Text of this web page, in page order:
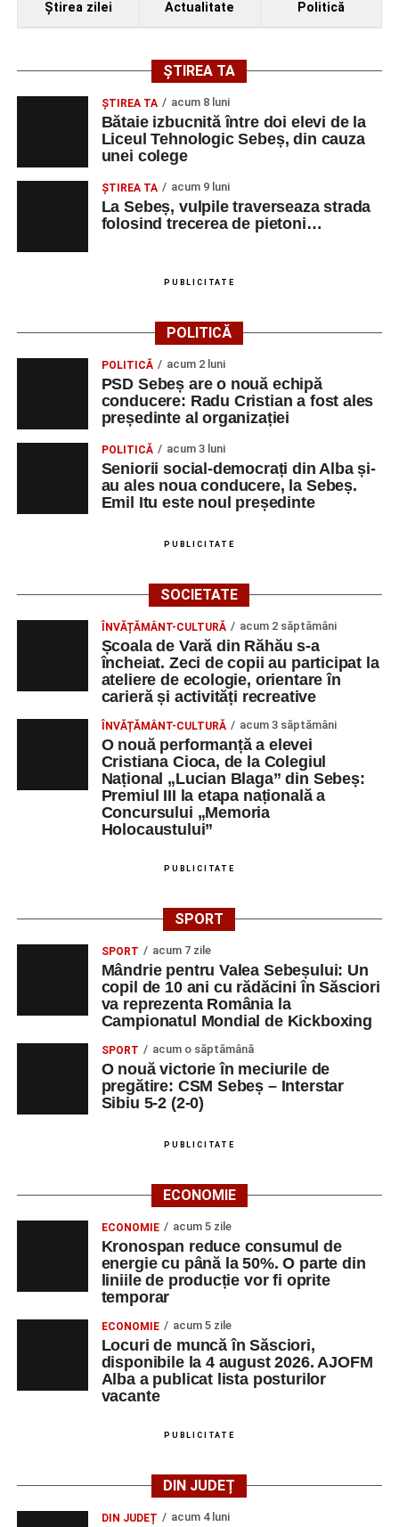
Ştirea zilei Actualitate Politică
ȘTIREA TA
ŞTIREA TA acum 8 luni
Bătaie izbucnită între doi elevi de la
Liceul Tehnologic Sebeș, din cauza
unei colege
ŞTIREA TA acum 9 luni
La Sebeș, vulpile traverseaza strada
folosind trecerea de pietoni…
PUBLICITATE
POLITICĂ
POLITICĂ acum 2 luni
PSD Sebeș are o nouă echipă
conducere: Radu Cristian a fost ales
președinte al organizației
POLITICĂ acum 3 luni
Seniorii social-democrați din Alba și-
au ales noua conducere, la Sebeș.
Emil Itu este noul președinte
PUBLICITATE
SOCIETATE
ÎNVĂȚĂMÂNT-CULTURĂ acum 2 săptămâni
Școala de Vară din Răhău s-a
încheiat. Zeci de copii au participat la
ateliere de ecologie, orientare în
carieră și activități recreative
ÎNVĂȚĂMÂNT-CULTURĂ acum 3 săptămâni
O nouă performanță a elevei
Cristiana Cioca, de la Colegiul
Național „Lucian Blaga” din Sebeș:
Premiul III la etapa națională a
Concursului „Memoria
Holocaustului”
PUBLICITATE
SPORT
SPORT acum 7 zile
Mândrie pentru Valea Sebeșului: Un
copil de 10 ani cu rădăcini în Săsciori
va reprezenta România la
Campionatul Mondial de Kickboxing
SPORT acum o săptămână
O nouă victorie în meciurile de
pregătire: CSM Sebeș – Interstar
Sibiu 5-2 (2-0)
PUBLICITATE
ECONOMIE
ECONOMIE acum 5 zile
Kronospan reduce consumul de
energie cu până la 50%. O parte din
liniile de producție vor fi oprite
temporar
ECONOMIE acum 5 zile
Locuri de muncă în Săsciori,
disponibile la 4 august 2026. AJOFM
Alba a publicat lista posturilor
vacante
PUBLICITATE
DIN JUDEȚ
DIN JUDEȚ acum 4 luni